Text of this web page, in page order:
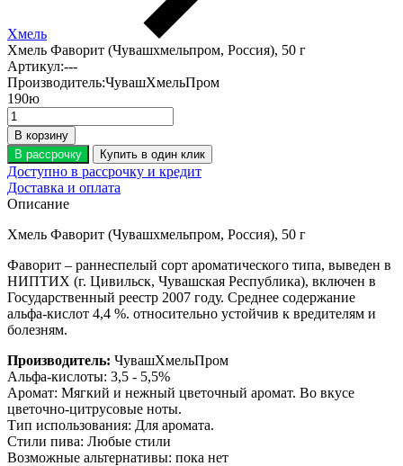
Хмель
Хмель Фаворит (Чувашхмельпром, Россия), 50 г
Артикул:---
Производитель:ЧувашХмельПром
190ю
В корзину
В рассрочку
Купить в один клик
Доступно в рассрочку и кредит
Доставка и оплата
Описание
Хмель Фаворит (Чувашхмельпром, Россия), 50 г
Фаворит – раннеспелый сорт ароматического типа, выведен в
НИПТИХ (г. Цивильск, Чувашская Республика), включен в
Государственный реестр 2007 году. Среднее содержание
альфа-кислот 4,4 %. относительно устойчив к вредителям и
болезням.
Производитель: ЧувашХмельПром
Альфа-кислоты: 3,5 - 5,5%
Аромат: Мягкий и нежный цветочный аромат. Во вкусе
цветочно-цитрусовые ноты.
Тип использования: Для аромата.
Стили пива: Любые стили
Возможные альтернативы: пока нет